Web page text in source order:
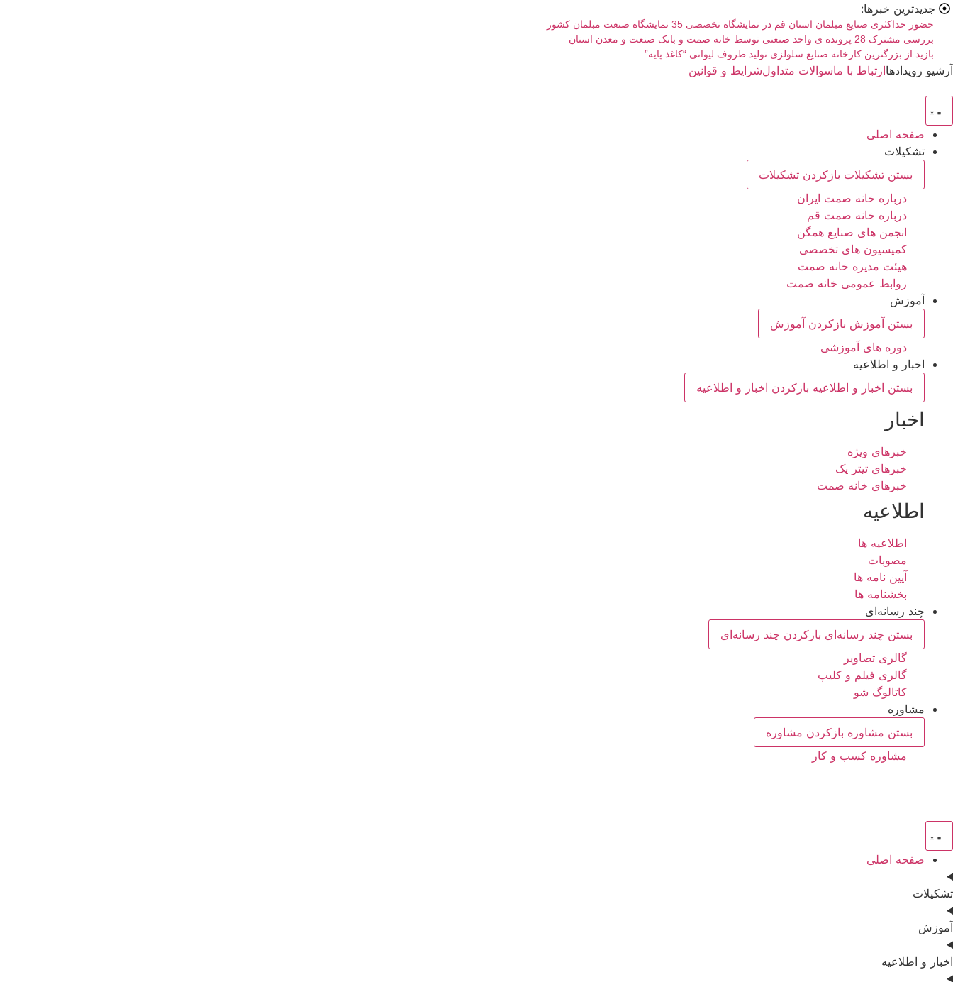
پرش
محتوا
جدیدترین خبرها:
حضور حداکثری صنایع مبلمان استان قم در نمایشگاه تخصصی 35 نمایشگاه صنعت مبلمان کشور
بررسی مشترک 28 پرونده ی واحد صنعتی توسط خانه صمت و بانک صنعت و معدن استان
بازید از بزرگترین کارخانه صنایع سلولزی تولید ظروف لیوانی “کاغذ پایه”
آرشیو رویدادهاارتباط با ماسوالات متداولشرایط و قوانین
صفحه اصلی
تشکیلات
بستن تشکیلات بازکردن تشکیلات
درباره خانه صمت ایران
درباره خانه صمت قم
انجمن های صنایع همگن
کمیسیون های تخصصی
هیئت مدیره خانه صمت
روابط عمومی خانه صمت
آموزش
بستن آموزش بازکردن آموزش
دوره های آموزشی
اخبار و اطلاعیه
بستن اخبار و اطلاعیه بازکردن اخبار و اطلاعیه
اخبار
خبرهای ویژه
خبرهای تیتر یک
خبرهای خانه صمت
اطلاعیه
اطلاعیه ها
مصوبات
آیین نامه ها
بخشنامه ها
چند رسانه‌ای
بستن چند رسانه‌ای بازکردن چند رسانه‌ای
گالری تصاویر
گالری فیلم و کلیپ
کاتالوگ شو
مشاوره
بستن مشاوره بازکردن مشاوره
مشاوره کسب و کار
صفحه اصلی
تشکیلات
آموزش
اخبار و اطلاعیه